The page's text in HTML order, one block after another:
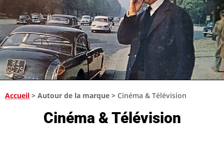
Accueil > Autour de la marque > Cinéma & Télévision
Cinéma & Télévision